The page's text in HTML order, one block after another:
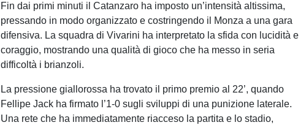
Fin dai primi minuti il Catanzaro ha imposto un’intensità altissima,
pressando in modo organizzato e costringendo il Monza a una gara
difensiva. La squadra di Vivarini ha interpretato la sfida con lucidità e
coraggio, mostrando una qualità di gioco che ha messo in seria
difficoltà i brianzoli.
La pressione giallorossa ha trovato il primo premio al 22’, quando
Fellipe Jack ha firmato l’1-0 sugli sviluppi di una punizione laterale.
Una rete che ha immediatamente riacceso la partita e lo stadio,